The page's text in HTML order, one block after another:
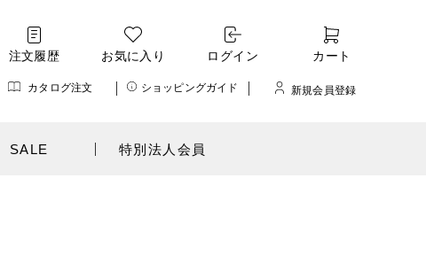
注文履歴 お気に入り ログイン カート
カタログ注文 ショッピングガイド 新規会員登録
SALE 特別法人会員